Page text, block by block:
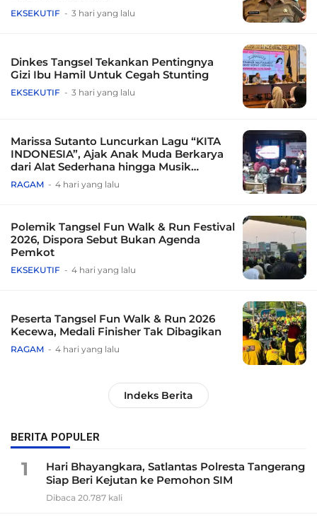
EKSEKUTIF 3 hari yang lalu
Dinkes Tangsel Tekankan Pentingnya
Gizi Ibu Hamil Untuk Cegah Stunting
EKSEKUTIF 3 hari yang lalu
Marissa Sutanto Luncurkan Lagu “KITA
INDONESIA”, Ajak Anak Muda Berkarya
dari Alat Sederhana hingga Musik
Tradisional
RAGAM 4 hari yang lalu
Polemik Tangsel Fun Walk & Run Festival
2026, Dispora Sebut Bukan Agenda
Pemkot
EKSEKUTIF 4 hari yang lalu
Peserta Tangsel Fun Walk & Run 2026
Kecewa, Medali Finisher Tak Dibagikan
RAGAM 4 hari yang lalu
Indeks Berita
BERITA POPULER
1
Hari Bhayangkara, Satlantas Polresta Tangerang
Siap Beri Kejutan ke Pemohon SIM
Dibaca 20.787 kali